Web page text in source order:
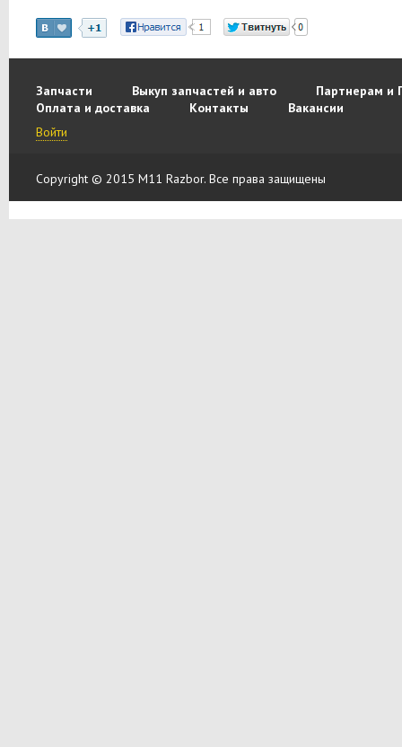
Запчасти Выкуп запчастей и авто
Партнерам и
Оплата и доставка
Контакты
Вакансии
Войти
Copyright © 2015 M11 Razbor. Все права защищены